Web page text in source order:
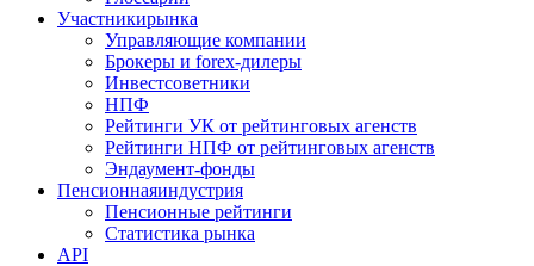
Участникирынка
Управляющие компании
Брокеры и forex-дилеры
Инвестсоветники
НПФ
Рейтинги УК от рейтинговых агенств
Рейтинги НПФ от рейтинговых агенств
Эндаумент-фонды
Пенсионнаяиндустрия
Пенсионные рейтинги
Статистика рынка
API